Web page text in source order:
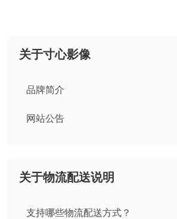
关于寸心影像
品牌简介
网站公告
关于物流配送说明
支持哪些物流配送方式？